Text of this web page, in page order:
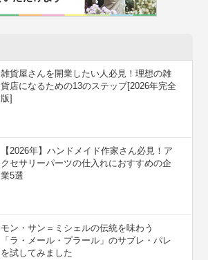
雑貨屋さんを開業したい人必見！理想の雑
貨店になるための13のステップ[2026年完全
版]
【2026年】ハンドメイド作家さん必見！ア
クセサリーパーツの仕入れにおすすめの企
業5選
モン・サン＝ミシェルの伝統を味わう
「ラ・メール・プラール」のサブレ・パレ
を試してみました